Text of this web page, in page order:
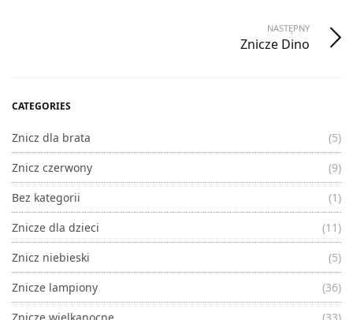
NASTĘPNY
Znicze Dino
CATEGORIES
Znicz dla brata
(5)
Znicz czerwony
(9)
Bez kategorii
(1)
Znicze dla dzieci
(11)
Znicz niebieski
(5)
Znicze lampiony
(36)